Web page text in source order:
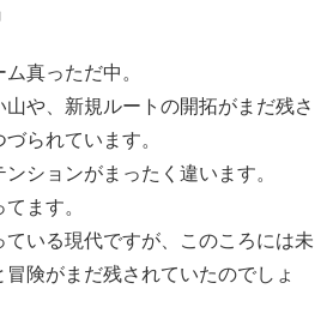
真っただ中。
や、新規ルートの開拓がまだ残さ
られています。
ションがまったく違います。
ます。
いる現代ですが、このころには未
険がまだ残されていたのでしょ